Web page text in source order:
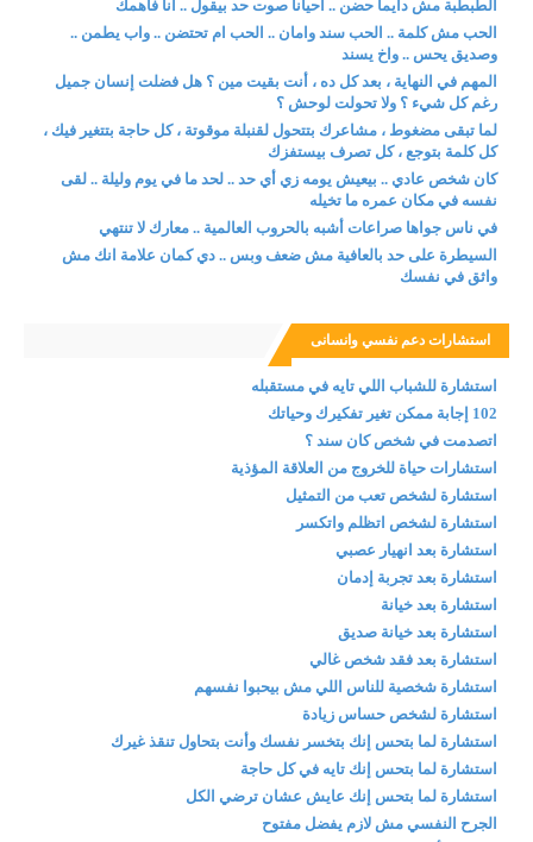
الطبطبة مش دايما حضن .. احيانا صوت حد بيقول .. انا فاهمك
الحب مش كلمة .. الحب سند وامان .. الحب ام تحتضن .. واب يطمن ..
وصديق يحس .. واخ يسند
المهم في النهاية ، بعد كل ده ، أنت بقيت مين ؟ هل فضلت إنسان جميل
رغم كل شيء ؟ ولا تحولت لوحش ؟
لما تبقى مضغوط ، مشاعرك بتتحول لقنبلة موقوتة ، كل حاجة بتتغير فيك ،
كل كلمة بتوجع ، كل تصرف بيستفزك
كان شخص عادي .. بيعيش يومه زي أي حد .. لحد ما في يوم وليلة .. لقى
نفسه في مكان عمره ما تخيله
في ناس جواها صراعات أشبه بالحروب العالمية .. معارك لا تنتهي
السيطرة على حد بالعافية مش ضعف وبس .. دي كمان علامة انك مش
واثق في نفسك
استشارات دعم نفسي وانسانى
استشارة للشباب اللي تايه في مستقبله
102 إجابة ممكن تغير تفكيرك وحياتك
اتصدمت في شخص كان سند ؟
استشارات حياة للخروج من العلاقة المؤذية
استشارة لشخص تعب من التمثيل
استشارة لشخص اتظلم واتكسر
استشارة بعد انهيار عصبي
استشارة بعد تجربة إدمان
استشارة بعد خيانة
استشارة بعد خيانة صديق
استشارة بعد فقد شخص غالي
استشارة شخصية للناس اللي مش بيحبوا نفسهم
استشارة لشخص حساس زيادة
استشارة لما بتحس إنك بتخسر نفسك وأنت بتحاول تنقذ غيرك
استشارة لما بتحس إنك تايه في كل حاجة
استشارة لما بتحس إنك عايش عشان ترضي الكل
الجرح النفسي مش لازم يفضل مفتوح